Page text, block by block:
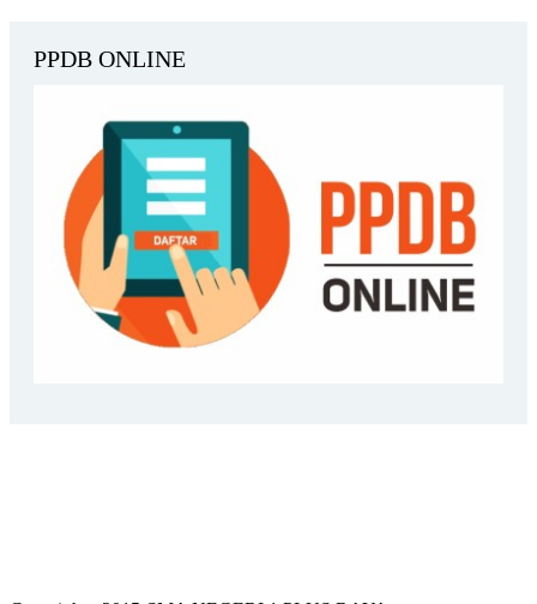
PPDB ONLINE